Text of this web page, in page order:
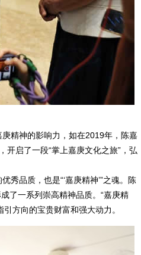
精神的影响力，如在2019年，陈嘉
开启了一段“掌上嘉庚文化之旅”，弘
品质，也是“‘嘉庚精神’”之魂。陈
了一系列崇高精神品质。“嘉庚精
方向的宝贵财富和强大动力。